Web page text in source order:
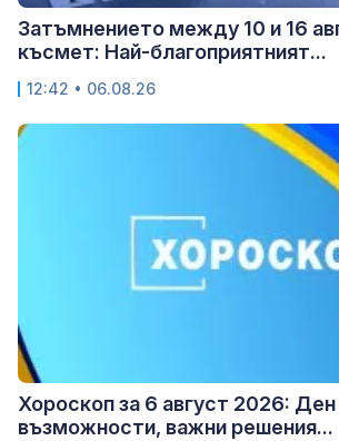
Затъмнението между 10 и 16
късмет: Най-благоприятният...
12:42 • 06.08.26
Хороскоп за 6 август 2026: Ден
възможности, важни решения...